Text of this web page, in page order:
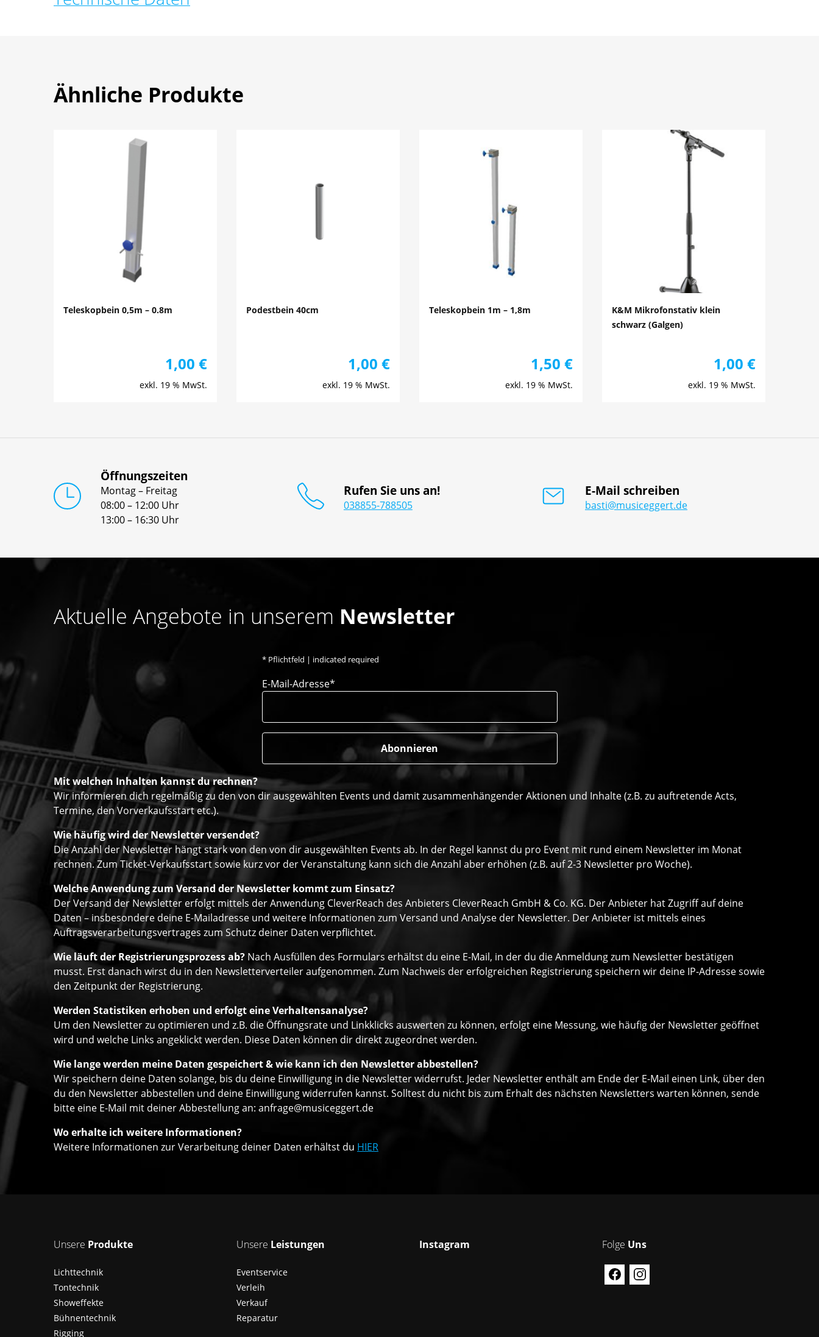
Ähnliche Produkte
Teleskopbein 0,5m – 0.8m
1,00 €
exkl. 19 % MwSt.
Podestbein 40cm
1,00 €
exkl. 19 % MwSt.
Teleskopbein 1m – 1,8m
1,50 €
exkl. 19 % MwSt.
K&M Mikrofonstativ klein
schwarz (Galgen)
1,00 €
exkl. 19 % MwSt.
Öffnungszeiten
Montag – Freitag
08:00 – 12:00 Uhr
13:00 – 16:30 Uhr
Rufen Sie uns an!
038855-788505
E-Mail schreiben
basti@musiceggert.de
Aktuelle Angebote in unserem Newsletter
*Pflichtfeld | indicated required
E-Mail-Adresse*
Mit welchen Inhalten kannst du rechnen?
Wir informieren dich regelmäßig zu den von dir ausgewählten Events und damit zusammenhängender Aktionen und Inhalte (z.B. zu auftretende Acts,
Termine, den Vorverkaufsstart etc.).
Wie häufig wird der Newsletter versendet?
Die Anzahl der Newsletter hängt stark von den von dir ausgewählten Events ab. In der Regel kannst du pro Event mit rund einem Newsletter im Monat
rechnen. Zum Ticket-Verkaufsstart sowie kurz vor der Veranstaltung kann sich die Anzahl aber erhöhen (z.B. auf 2-3 Newsletter pro Woche).
Welche Anwendung zum Versand der Newsletter kommt zum Einsatz?
Der Versand der Newsletter erfolgt mittels der Anwendung CleverReach des Anbieters CleverReach GmbH & Co. KG. Der Anbieter hat Zugriff auf deine
Daten – insbesondere deine E-Mailadresse und weitere Informationen zum Versand und Analyse der Newsletter. Der Anbieter ist mittels eines
Auftragsverarbeitungsvertrages zum Schutz deiner Daten verpflichtet.
Wie läuft der Registrierungsprozess ab? Nach Ausfüllen des Formulars erhältst du eine E-Mail, in der du die Anmeldung zum Newsletter bestätigen
musst. Erst danach wirst du in den Newsletterverteiler aufgenommen. Zum Nachweis der erfolgreichen Registrierung speichern wir deine IP-Adresse sowie
den Zeitpunkt der Registrierung.
Werden Statistiken erhoben und erfolgt eine Verhaltensanalyse?
Um den Newsletter zu optimieren und z.B. die Öffnungsrate und Linkklicks auswerten zu können, erfolgt eine Messung, wie häufig der Newsletter geöffnet
wird und welche Links angeklickt werden. Diese Daten können dir direkt zugeordnet werden.
Wie lange werden meine Daten gespeichert & wie kann ich den Newsletter abbestellen?
Wir speichern deine Daten solange, bis du deine Einwilligung in die Newsletter widerrufst. Jeder Newsletter enthält am Ende der E-Mail einen Link, über den
du den Newsletter abbestellen und deine Einwilligung widerrufen kannst. Solltest du nicht bis zum Erhalt des nächsten Newsletters warten können, sende
bitte eine E-Mail mit deiner Abbestellung an: anfrage@musiceggert.de
Wo erhalte ich weitere Informationen?
Weitere Informationen zur Verarbeitung deiner Daten erhältst du HIER
Unsere Produkte
Lichttechnik
Tontechnik
Showeffekte
Bühnentechnik
Rigging
Unsere Leistungen
Eventservice
Verleih
Verkauf
Reparatur
Instagram Folge Uns